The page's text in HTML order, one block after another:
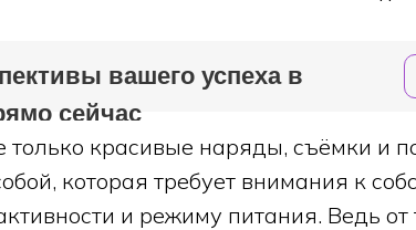
вашего успеха в
сейчас
красивые наряды, съёмки и
которая требует внимания к
и режиму питания. Ведь от